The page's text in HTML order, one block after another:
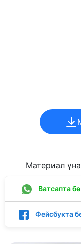
Материал
Ватсапта
Фейсбукта